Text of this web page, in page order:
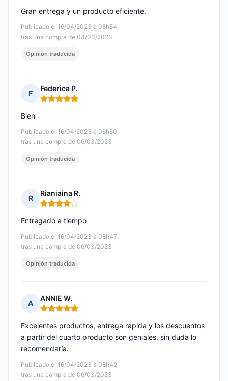
Publicado el 16/04/2023 à 08h54
tras una compra de 04/03/2023
Gran entrega y un producto eficiente.
Opinión traducida
F
Federica P.
Nota: 5 de 5
Publicado el 16/04/2023 à 08h50
tras una compra de 06/03/2023
Bien
Opinión traducida
R
Rianiaina R.
Nota: 4 de 5
Publicado el 16/04/2023 à 08h47
tras una compra de 06/03/2023
Entregado a tiempo
Opinión traducida
A
ANNIE W.
Nota: 5 de 5
Publicado el 16/04/2023 à 08h42
tras una compra de 06/03/2023
Excelentes productos, entrega rápida y los descuentos
a partir del cuarto producto son geniales, sin duda lo
recomendaría.